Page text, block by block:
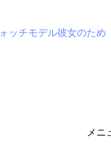
メニ
ッチモデル彼女のため